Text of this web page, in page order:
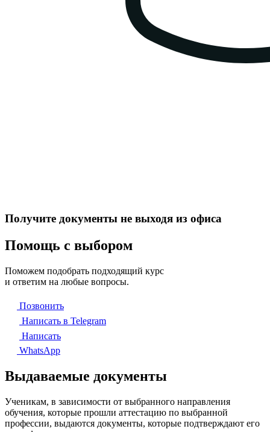
Получите документы не выходя из офиса
Помощь с выбором
Поможем подобрать подходящий курс
и ответим на любые вопросы.
Позвонить
Написать в Telegram
Написать
WhatsApp
Выдаваемые документы
Ученикам, в зависимости от выбранного направления
обучения, которые прошли аттестацию по выбранной
профессии, выдаются документы, которые подтверждают его